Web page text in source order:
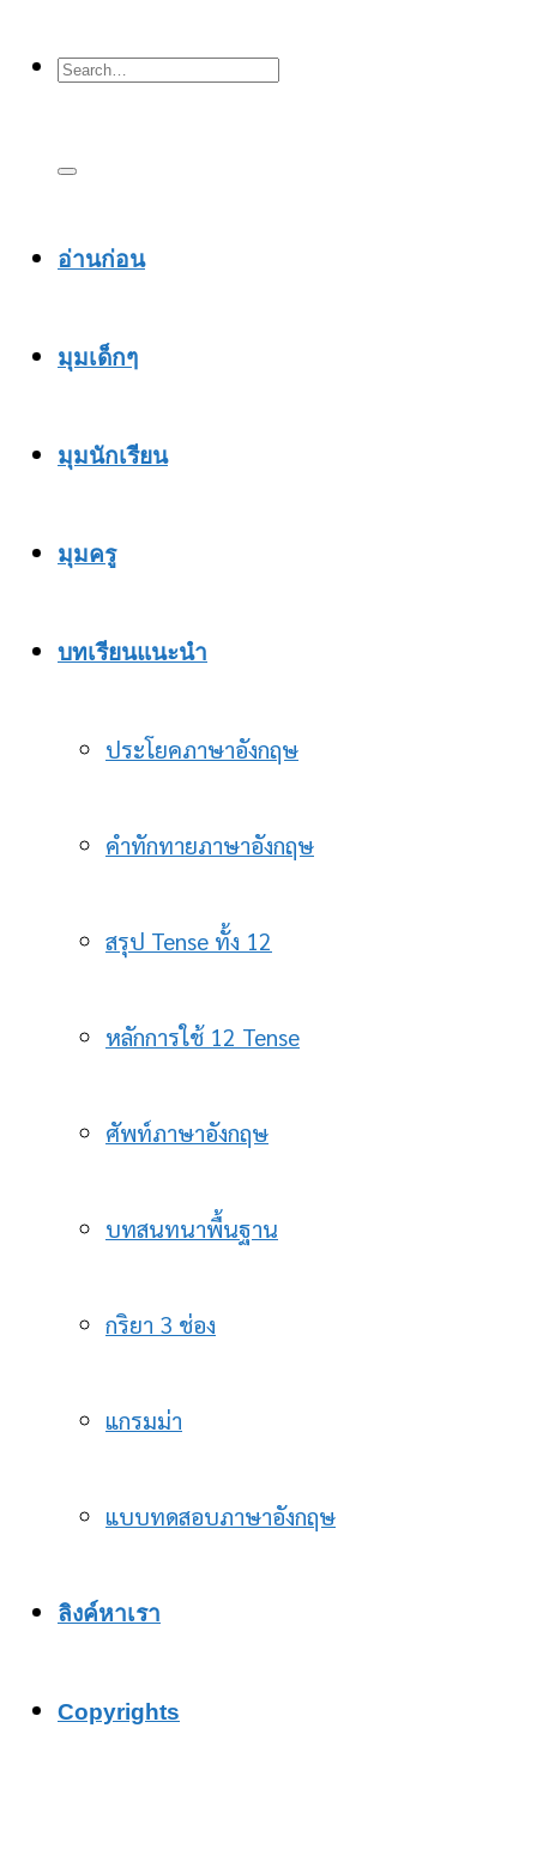
อ่านก่อน
มุมเด็กๆ
มุมนักเรียน
มุมครู
บทเรียนแนะนำ
ประโยคภาษาอังกฤษ
คำทักทายภาษาอังกฤษ
สรุป Tense ทั้ง 12
หลักการใช้ 12 Tense
ศัพท์ภาษาอังกฤษ
บทสนทนาพื้นฐาน
กริยา 3 ช่อง
แกรมม่า
แบบทดสอบภาษาอังกฤษ
ลิงค์หาเรา
Copyrights